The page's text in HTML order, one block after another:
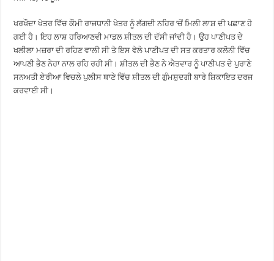
ਖਰਖੌਦਾ ਖੇਤਰ ਵਿੱਚ ਕੌਮੀ ਰਾਜਧਾਨੀ ਖੇਤਰ ਨੂੰ ਲੱਗਦੀ ਨਹਿਰ ’ਚੋਂ ਮਿਲੀ ਲਾਸ਼ ਦੀ ਪਛਾਣ ਹੋ
ਗਈ ਹੈ। ਇਹ ਲਾਸ਼ ਹਰਿਆਣਵੀ ਮਾਡਲ ਸ਼ੀਤਲ ਦੀ ਦੱਸੀ ਜਾਂਦੀ ਹੈ। ਉਹ ਪਾਣੀਪਤ ਦੇ
ਖਲੀਲਾ ਮਜ਼ਰਾ ਦੀ ਰਹਿਣ ਵਾਲੀ ਸੀ ਤੇ ਇਸ ਵੇਲੇ ਪਾਣੀਪਤ ਦੀ ਸਤ ਕਰਤਾਰ ਕਲੋਨੀ ਵਿੱਚ
ਆਪਣੀ ਭੈਣ ਨੇਹਾ ਨਾਲ ਰਹਿ ਰਹੀ ਸੀ। ਸ਼ੀਤਲ ਦੀ ਭੈਣ ਨੇ ਐਤਵਾਰ ਨੂੰ ਪਾਣੀਪਤ ਦੇ ਪੁਰਾਣੇ
ਸਨਅਤੀ ਏਰੀਆ ਵਿਚਲੇ ਪੁਲੀਸ ਥਾਣੇ ਵਿੱਚ ਸ਼ੀਤਲ ਦੀ ਗੁੰਮਸ਼ੁਦਗੀ ਬਾਰੇ ਸ਼ਿਕਾਇਤ ਦਰਜ
ਕਰਵਾਈ ਸੀ।